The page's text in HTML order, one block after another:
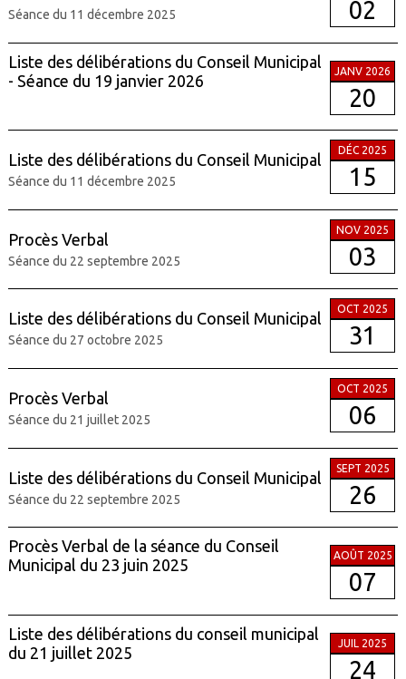
Séance du 11 décembre 2025 02
Liste des délibérations du Conseil Municipal
- Séance du 19 janvier 2026
JANV 2026
20
Liste des délibérations du Conseil Municipal
Séance du 11 décembre 2025
DÉC 2025
15
Procès Verbal
Séance du 22 septembre 2025
NOV 2025
03
Liste des délibérations du Conseil Municipal
Séance du 27 octobre 2025
OCT 2025
31
Procès Verbal
Séance du 21 juillet 2025
OCT 2025
06
Liste des délibérations du Conseil Municipal
Séance du 22 septembre 2025
SEPT 2025
26
Procès Verbal de la séance du Conseil
Municipal du 23 juin 2025
AOÛT 2025
07
Liste des délibérations du conseil municipal
du 21 juillet 2025
JUIL 2025
24